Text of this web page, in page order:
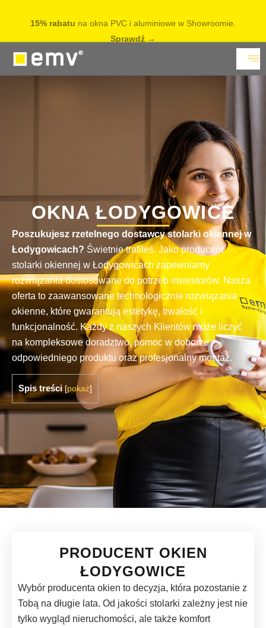
Sprawdź
OKNA ŁODYGOWICE
Poszukujesz rzetelnego dostawcy stolarki okiennej w
Łodygowicach? Świetnie trafiłeś. Jako producent
stolarki okiennej w Łodygowicach zapewniamy
rozwiązania dostosowane do potrzeb inwestorów. Nasza
oferta to zaawansowane technologicznie rozwiązania
okienne, które gwarantują estetykę, trwałość i
funkcjonalność. Każdy z naszych Klientów może liczyć
na kompleksowe doradztwo, pomoc w doborze
odpowiedniego produktu oraz profesjonalny montaż.
Spis treści [pokaż]
PRODUCENT OKIEN
ŁODYGOWICE
Wybór producenta okien to decyzja, która pozostanie z
Tobą na długie lata. Od jakości stolarki zależny jest nie
tylko wygląd nieruchomości, ale także komfort